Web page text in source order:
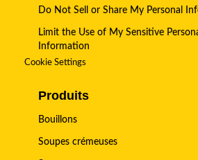
Do Not Sell or Share My Personal
Limit the Use of My Sensitive
Information
Cookie Settings
Produits
Bouillons
Soupes crémeuses